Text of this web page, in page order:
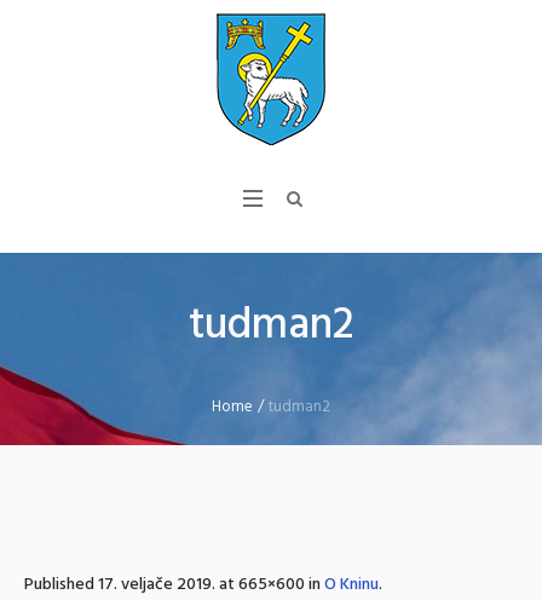
tudman2
Home /tudman2
Published17. veljače 2019.at 665×600 inO Kninu.